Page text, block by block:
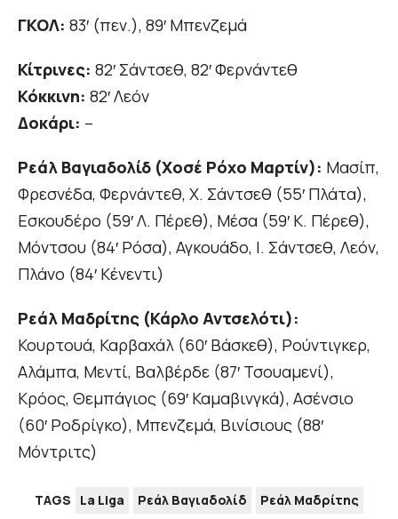
ΓΚΟΛ: 83′ (πεν.), 89′ Μπενζεμά
Κίτρινες: 82′ Σάντσεθ, 82′ Φερνάντεθ
Κόκκινη: 82′ Λεόν
Δοκάρι: –
Ρεάλ Βαγιαδολίδ (Χοσέ Ρόχο Μαρτίν): Μασίπ,
Φρεσνέδα, Φερνάντεθ, Χ. Σάντσεθ (55′ Πλάτα),
Εσκουδέρο (59′ Λ. Πέρεθ), Μέσα (59′ Κ. Πέρεθ),
Μόντσου (84′ Ρόσα), Αγκουάδο, Ι. Σάντσεθ, Λεόν,
Πλάνο (84′ Κένεντι)
Ρεάλ Μαδρίτης (Κάρλο Αντσελότι):
Κουρτουά, Καρβαχάλ (60′ Βάσκεθ), Ρούντιγκερ,
Αλάμπα, Μεντί, Βαλβέρδε (87′ Τσουαμενί),
Κρόος, Θεμπάγιος (69′ Καμαβινγκά), Ασένσιο
(60′ Ροδρίγκο), Μπενζεμά, Βινίσιους (88′
Μόντριτς)
TAGS La Liga Ρεάλ Βαγιαδολίδ Ρεάλ Μαδρίτης